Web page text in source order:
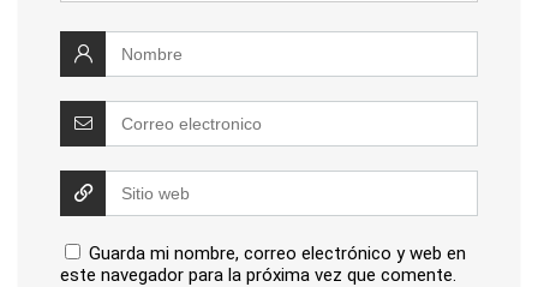
Guarda mi nombre, correo electrónico y web en
este navegador para la próxima vez que comente.